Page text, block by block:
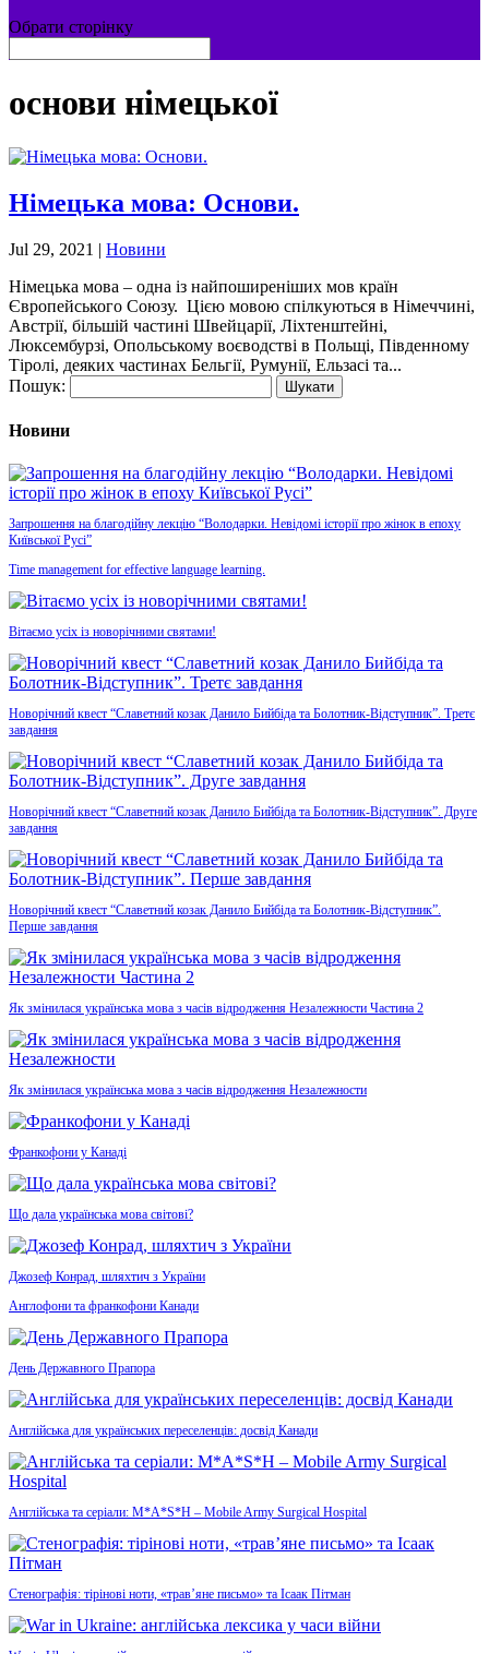
Обрати сторінку
основи німецької
Німецька мова: Основи.
Jul 29, 2021 | Новини
Німецька мова – одна із найпоширеніших мов країн
Європейського Союзу. Цією мовою спілкуються в Німеччині,
Австрії, більшій частині Швейцарії, Ліхтенштейні,
Люксембурзі, Опольському воєводстві в Польщі, Південному
Тіролі, деяких частинах Бельгії, Румунії, Ельзасі та...
Пошук:
Новини
Запрошення на благодійну лекцію “Володарки. Невідомі історії про жінок в епоху
Київської Русі”
Time management for effective language learning.
Вітаємо усіх із новорічними святами!
Новорічний квест “Славетний козак Данило Бийбіда та Болотник-Відступник”. Третє
завдання
Новорічний квест “Славетний козак Данило Бийбіда та Болотник-Відступник”. Друге
завдання
Новорічний квест “Славетний козак Данило Бийбіда та Болотник-Відступник”.
Перше завдання
Як змінилася українська мова з часів відродження Незалежности Частина 2
Як змінилася українська мова з часів відродження Незалежности
Франкофони у Канаді
Що дала українська мова світові?
Джозеф Конрад, шляхтич з України
Англофони та франкофони Канади
День Державного Прапора
Англійська для українських переселенців: досвід Канади
Англійська та серіали: M*A*S*H – Mobile Army Surgical Hospital
Стенографія: тірінові ноти, «трав’яне письмо» та Ісаак Пітман